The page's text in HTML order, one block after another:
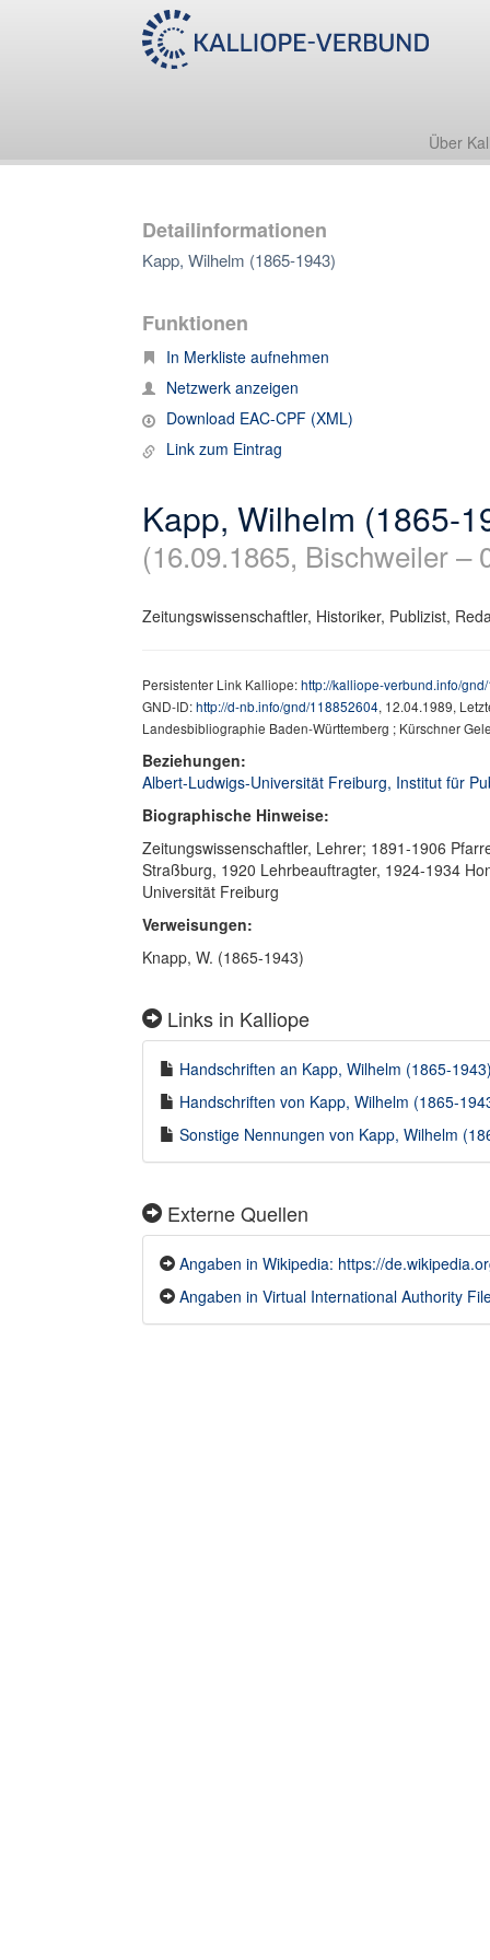
Über
Detailinformationen
Kapp, Wilhelm (1865-1943)
Funktionen
In Merkliste aufnehmen
Netzwerk anzeigen
Download EAC-CPF (XML)
Link zum Eintrag
Kapp, Wilhelm (1865-
(16.09.1865, Bischweiler –
Zeitungswissenschaftler, Historiker, Publizist,
Persistenter Link Kalliope:http://kalliope-verbund.info/
GND-ID:http://d-nb.info/gnd/118852604, 12.04.1989,
Landesbibliographie Baden-Württemberg ; Kürschner
Beziehungen:
Albert-Ludwigs-Universität Freiburg, Institut für
Biographische Hinweise:
Zeitungswissenschaftler, Lehrer; 1891-1906
Straßburg, 1920 Lehrbeauftragter, 1924-1934
Universität Freiburg
Verweisungen:
Knapp, W. (1865-1943)
Links in Kalliope
Handschriften an Kapp, Wilhelm (1865-
Handschriften von Kapp, Wilhelm (1865-
Sonstige Nennungen von Kapp, Wilhelm
Externe Quellen
Angaben in Wikipedia: https://
Angaben in Virtual International Authority